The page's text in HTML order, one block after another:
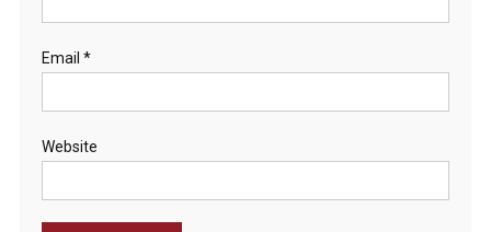
Email *
Website